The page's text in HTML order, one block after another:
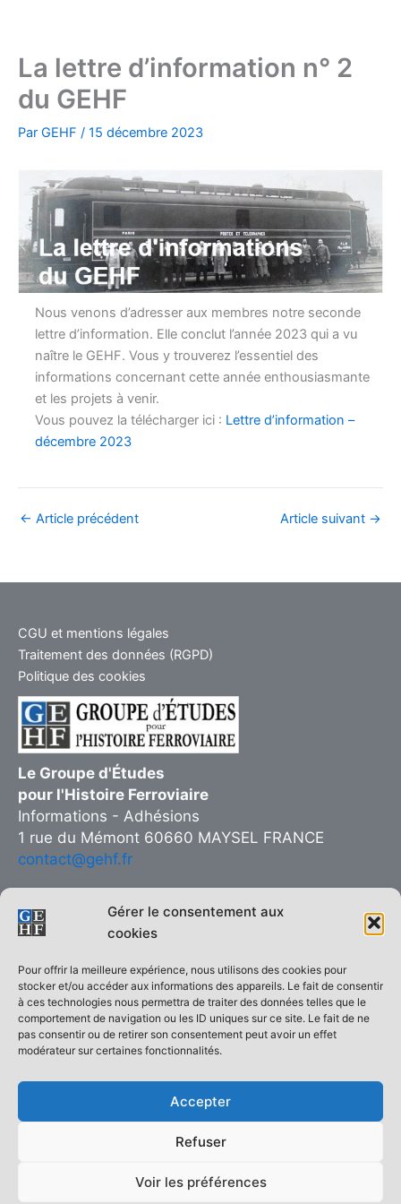
Gérer le consentement aux
cookies
Pour offrir la meilleure expérience, nous utilisons des cookies pour
stocker et/ou accéder aux informations des appareils. Le fait de consentir
à ces technologies nous permettra de traiter des données telles que le
comportement de navigation ou les ID uniques sur ce site. Le fait de ne
pas consentir ou de retirer son consentement peut avoir un effet
modérateur sur certaines fonctionnalités.
Accepter
Refuser
Voir les préférences
La lettre d’information n° 2
du GEHF
Par GEHF / 15 décembre 2023
Nous venons d’adresser aux membres notre seconde
lettre d’information. Elle conclut l’année 2023 qui a vu
naître le GEHF. Vous y trouverez l’essentiel des
informations concernant cette année enthousiasmante
et les projets à venir.
Vous pouvez la télécharger ici : Lettre d’information –
décembre 2023
← Article précédent Article suivant →
CGU et mentions légales
Traitement des données (RGPD)
Politique des cookies
Le Groupe d'Études
pour l'Histoire Ferroviaire
Informations - Adhésions
1 rue du Mémont 60660 MAYSEL FRANCE
contact@gehf.fr
Copie interdite © 2026 Groupe d’Études pour l’Histoire Ferroviaire
| Réalisé surThème WordPress Astra
ACCUEIL
Le GEHF en quelques mots
Qui sommes-nous ?
Demande d’adhésion
La revue Histoire Ferroviaire
Les monographies
Livres
Contacter le GEHF